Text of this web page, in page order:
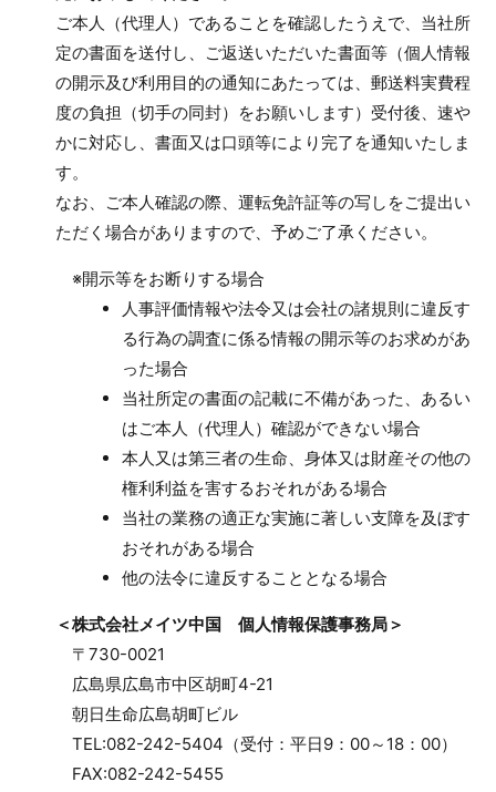
ご本人（代理人）であることを確認したうえで、当社所
定の書面を送付し、ご返送いただいた書面等（個人情報
の開示及び利用目的の通知にあたっては、郵送料実費程
度の負担（切手の同封）をお願いします）受付後、速や
かに対応し、書面又は口頭等により完了を通知いたしま
す。
なお、ご本人確認の際、運転免許証等の写しをご提出い
ただく場合がありますので、予めご了承ください。
※開示等をお断りする場合
人事評価情報や法令又は会社の諸規則に違反す
る行為の調査に係る情報の開示等のお求めがあ
った場合
当社所定の書面の記載に不備があった、あるい
はご本人（代理人）確認ができない場合
本人又は第三者の生命、身体又は財産その他の
権利利益を害するおそれがある場合
当社の業務の適正な実施に著しい支障を及ぼす
おそれがある場合
他の法令に違反することとなる場合
＜株式会社メイツ中国 個人情報保護事務局＞
〒730-0021
広島県広島市中区胡町4-21
朝日生命広島胡町ビル
TEL:082-242-5404（受付：平日9：00～18：00）
FAX:082-242-5455